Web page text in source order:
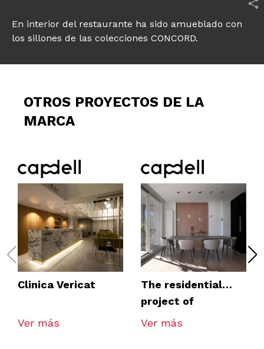
En interior del restaurante ha sido amueblado con
los sillones de las colecciones CONCORD.
OTROS PROYECTOS DE LA
MARCA
Clinica Vericat
Ver más
The residential
project of
Hernandez
Ver más